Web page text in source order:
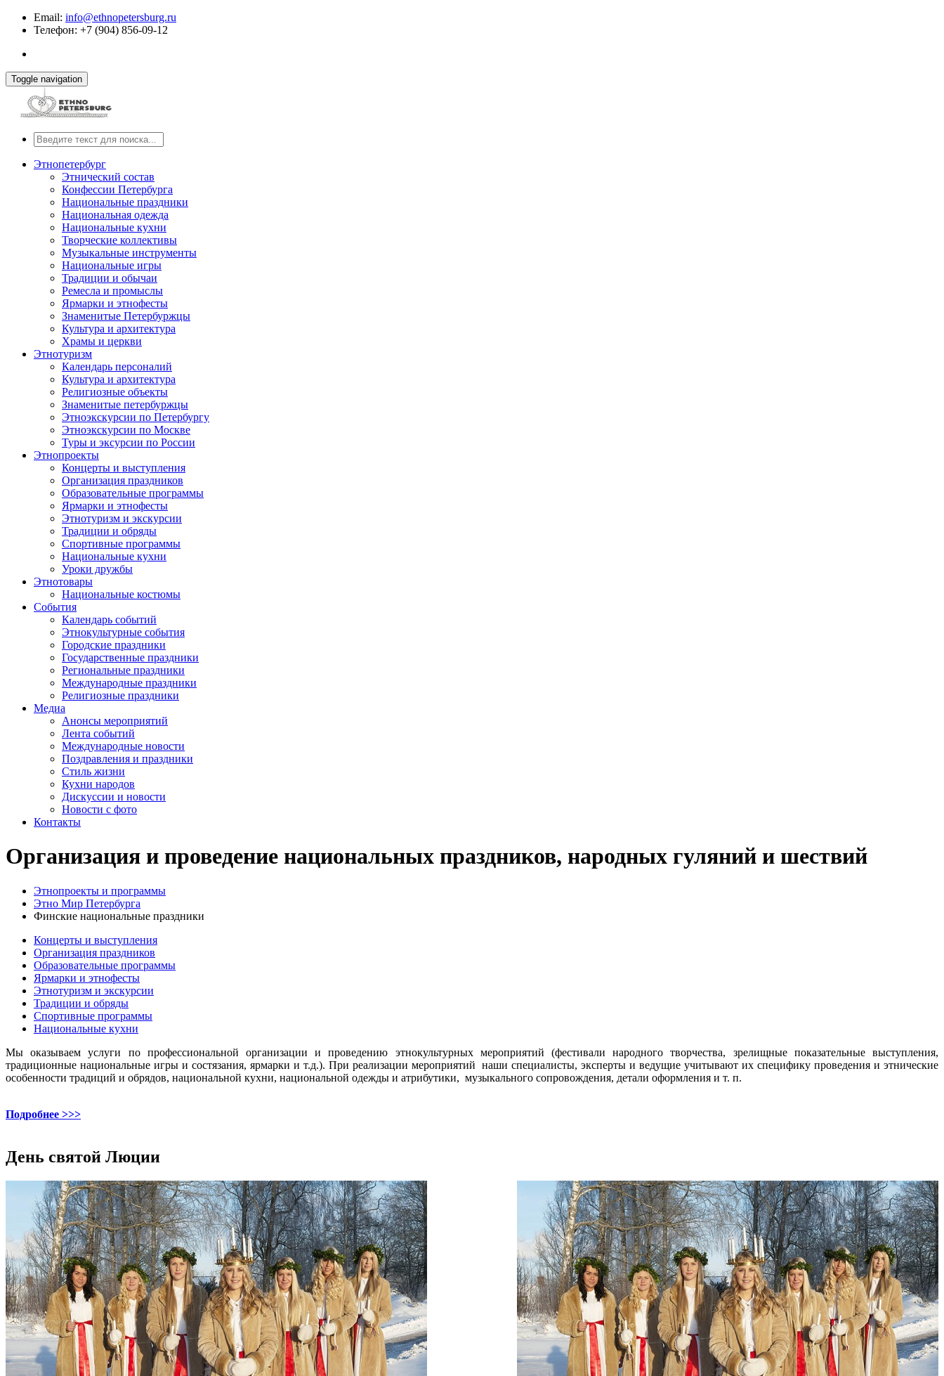
Email: info@ethnopetersburg.ru
Телефон: +7 (904) 856-09-12
Toggle navigation
Этнопетербург
Этнический состав
Конфессии Петербурга
Национальные праздники
Национальная одежда
Национальные кухни
Творческие коллективы
Музыкальные инструменты
Национальные игры
Традиции и обычаи
Ремесла и промыслы
Ярмарки и этнофесты
Знаменитые Петербуржцы
Культура и архитектура
Храмы и церкви
Этнотуризм
Календарь персоналий
Культура и архитектура
Религиозные объекты
Знаменитые петербуржцы
Этноэкскурсии по Петербургу
Этноэкскурсии по Москве
Туры и эксурсии по России
Этнопроекты
Концерты и выступления
Организация праздников
Образовательные программы
Ярмарки и этнофесты
Этнотуризм и экскурсии
Традиции и обряды
Спортивные программы
Национальные кухни
Уроки дружбы
Этнотовары
Национальные костюмы
События
Календарь событий
Этнокультурные события
Городские праздники
Государственные праздники
Региональные праздники
Международные праздники
Религиозные праздники
Медиа
Анонсы мероприятий
Лента событий
Международные новости
Поздравления и праздники
Cтиль жизни
Кухни народов
Дискуссии и новости
Новости с фото
Контакты
Организация и проведение национальных праздников, народных гуляний и шествий
Этнопроекты и программы
Этно Мир Петербурга
Финские национальные праздники
Концерты и выступления
Организация праздников
Образовательные программы
Ярмарки и этнофесты
Этнотуризм и экскурсии
Традиции и обряды
Спортивные программы
Национальные кухни
Мы оказываем услуги по профессиональной организации и проведению этнокультурных мероприятий (фестивали народного творчества, зрелищные показательные выступления,
традиционные национальные игры и состязания, ярмарки и т.д.). При реализации мероприятий наши специалисты, эксперты и ведущие учитывают их специфику проведения и этнические
особенности традиций и обрядов, национальной кухни, национальной одежды и атрибутики, музыкального сопровождения, детали оформления и т. п.
Подробнее >>>
День святой Люции